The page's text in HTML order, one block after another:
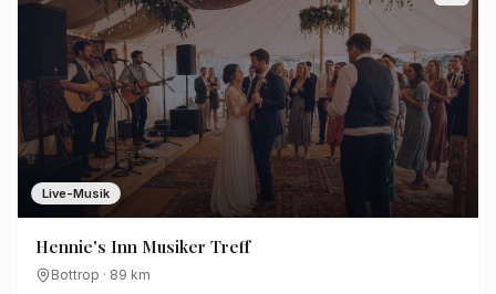
Live-Musik
Hennie's Inn Musiker Treff
Bottrop · 89 km